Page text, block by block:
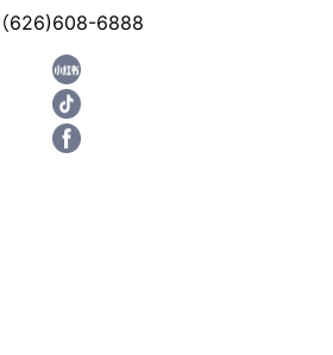
（626)608-6888